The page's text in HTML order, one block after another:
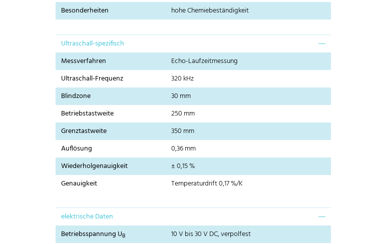
Besonderheiten
hohe Chemiebeständigkeit
Ultraschall-spezifisch
Messverfahren
Echo-Laufzeitmessung
Ultraschall-Frequenz
320 kHz
Blindzone
30 mm
Betriebstastweite
250 mm
Grenztastweite
350 mm
Auflösung
0,36 mm
Wiederholgenauigkeit
± 0,15 %
Genauigkeit
Temperaturdrift 0,17 %/K
elektrische Daten
Betriebsspannung UB
10 V bis 30 V DC, verpolfest